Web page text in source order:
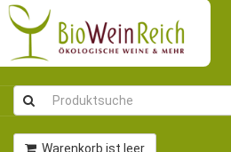
Warenkorb ist leer